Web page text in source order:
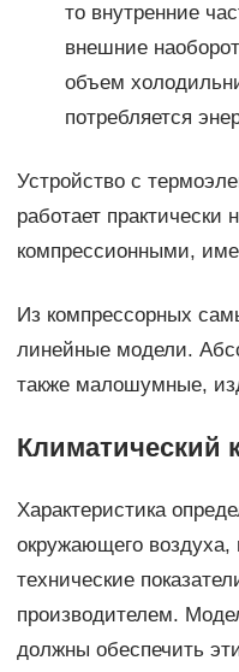
то внутренние
внешние
объем
потребляется
Устройство с
работает
компрессионными,
Из компрессорных
линейные модели.
также малошумные,
Климатический
Характеристика
окружающего воздуха,
технические
производителем.
должны обеспечить